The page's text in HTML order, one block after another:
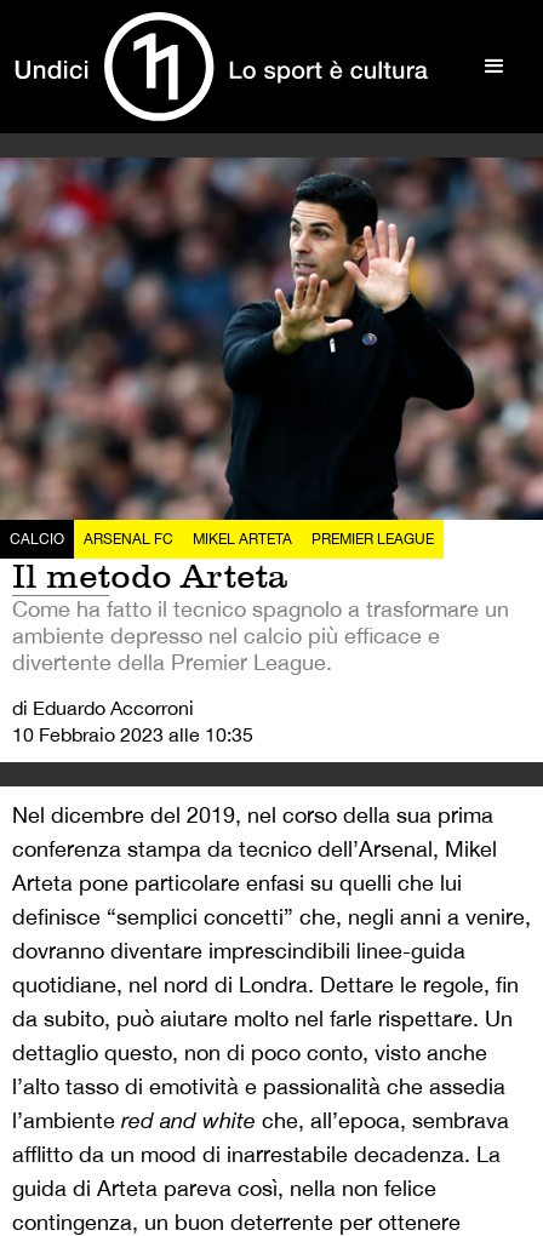
CALCIO ARSENAL FC MIKEL ARTETA PREMIER LEAGUE
Il metodo Arteta
Come ha fatto il tecnico spagnolo a trasformare un
ambiente depresso nel calcio più efficace e
divertente della Premier League.
di Eduardo Accorroni
10 Febbraio 2023 alle 10:35
Nel dicembre del 2019, nel corso della sua prima
conferenza stampa da tecnico dell’Arsenal, Mikel
Arteta pone particolare enfasi su quelli che lui
definisce “semplici concetti” che, negli anni a venire,
dovranno diventare imprescindibili linee-guida
quotidiane, nel nord di Londra. Dettare le regole, fin
da subito, può aiutare molto nel farle rispettare. Un
dettaglio questo, non di poco conto, visto anche
l’alto tasso di emotività e passionalità che assedia
l’ambiente red and white che, all’epoca, sembrava
afflitto da un mood di inarrestabile decadenza. La
guida di Arteta pareva così, nella non felice
contingenza, un buon deterrente per ottenere